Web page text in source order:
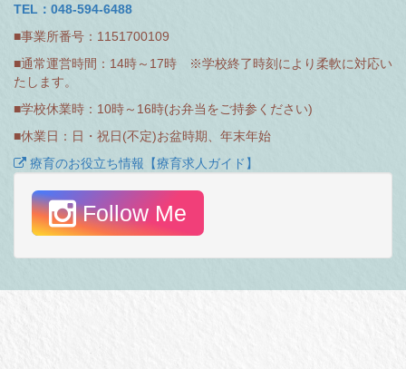
TEL：048-594-6488
■事業所番号：1151700109
■通常運営時間：14時～17時 ※学校終了時刻により柔軟に対応い
たします。
■学校休業時：10時～16時(お弁当をご持参ください)
■休業日：日・祝日(不定)お盆時期、年末年始
療育のお役立ち情報【療育求人ガイド】
Follow Me